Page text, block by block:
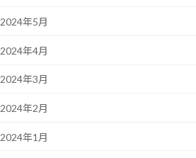
2024年5月
2024年4月
2024年3月
2024年2月
2024年1月